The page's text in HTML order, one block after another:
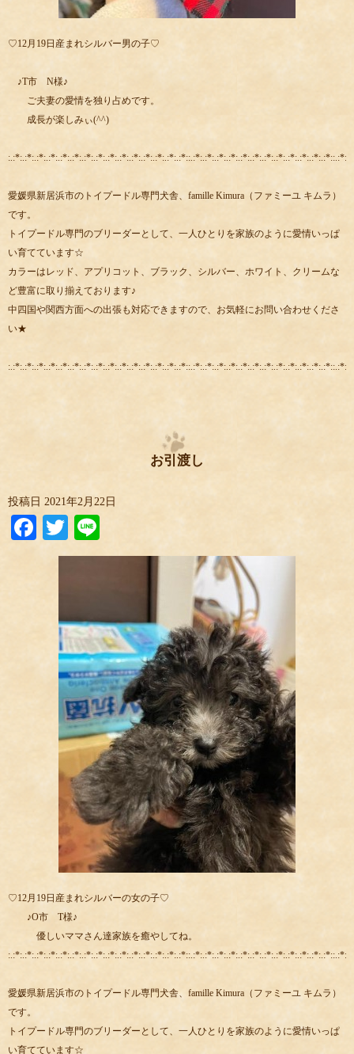
♡12月19日産まれシルバー男の子♡
♪T市 N様♪
ご夫妻の愛情を独り占めです。
成長が楽しみぃ(^^)
:.:*:.:*:.:*:.:*:.:*:.:*:.:*:.:*:.:*:.:*:.:*:.:*:.:*:.:*:.:*::.:*:.:*:.:*:.:*:.:*:.:*:.:*:.:*:.:*:.:*:.:*:.:*::.:*:.:
愛媛県新居浜市のトイプードル専門犬舎、famille Kimura（ファミーユ キムラ）
です。
トイプードル専門のブリーダーとして、一人ひとりを家族のように愛情いっぱ
い育てています☆
カラーはレッド、アプリコット、ブラック、シルバー、ホワイト、クリームな
ど豊富に取り揃えております♪
中四国や関西方面への出張も対応できますので、お気軽にお問い合わせくださ
い★
:.:*:.:*:.:*:.:*:.:*:.:*:.:*:.:*:.:*:.:*:.:*:.:*:.:*:.:*:.:*::.:*:.:*:.:*:.:*:.:*:.:*:.:*:.:*:.:*:.:*:.:*:.:*::.:*:.:
お引渡し
投稿日 2021年2月22日
Facebook
Twitter
♡12月19日産まれシルバーの女の子♡
♪O市 T様♪
優しいママさん達家族を癒やしてね。
:.:*:.:*:.:*:.:*:.:*:.:*:.:*:.:*:.:*:.:*:.:*:.:*:.:*:.:*:.:*::.:*:.:*:.:*:.:*:.:*:.:*:.:*:.:*:.:*:.:*:.:*:.:*::.:*:.:
愛媛県新居浜市のトイプードル専門犬舎、famille Kimura（ファミーユ キムラ）
です。
トイプードル専門のブリーダーとして、一人ひとりを家族のように愛情いっぱ
い育てています☆